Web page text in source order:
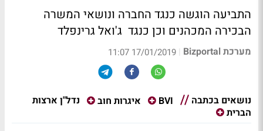
התביעה הוגשה כנגד החברה ונושאי המשרה
הבכירה המכהנים וכן כנגד ג'ואל גרינפלד
מערכת Bizportal |
17/01/2019 11:07
נושאים בכתבה BVI איגרות חוב
נדל"ן ארצות
הברית